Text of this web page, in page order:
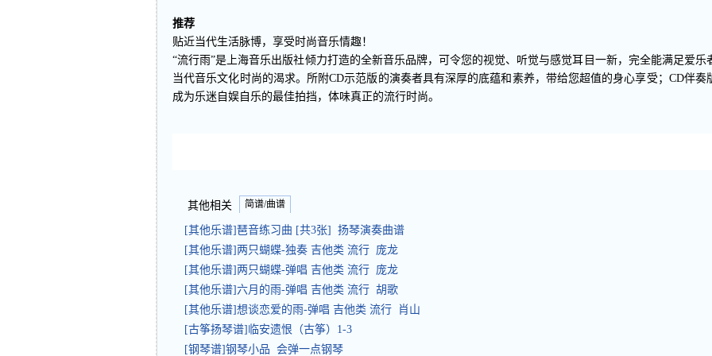
推荐
贴近当代生活脉博，享受时尚音乐情趣！
“流行雨”是上海音乐出版社倾力打造的全新音乐品牌，可令您的视觉、听觉与感觉耳目一新，完全能满足爱乐
当代音乐文化时尚的渴求。所附CD示范版的演奏者具有深厚的底蕴和素养，带给您超值的身心享受；CD伴奏
成为乐迷自娱自乐的最佳拍挡，体味真正的流行时尚。
其他相关 简谱/曲谱
[其他乐谱]琶音练习曲 [共3张] 扬琴演奏曲谱
[其他乐谱]两只蝴蝶-独奏 吉他类 流行 庞龙
[其他乐谱]两只蝴蝶-弹唱 吉他类 流行 庞龙
[其他乐谱]六月的雨-弹唱 吉他类 流行 胡歌
[其他乐谱]想谈恋爱的雨-弹唱 吉他类 流行 肖山
[古筝扬琴谱]临安遗恨（古筝）1-3
[钢琴谱]钢琴小品 会弹一点钢琴